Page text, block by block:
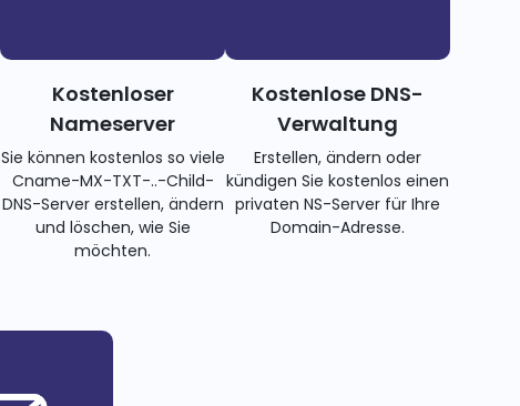
Kostenloser
Nameserver
Sie können kostenlos so viele
Cname-MX-TXT-..-Child-
DNS-Server erstellen, ändern
und löschen, wie Sie
möchten.
Kostenlose DNS-
Verwaltung
Erstellen, ändern oder
kündigen Sie kostenlos einen
privaten NS-Server für Ihre
Domain-Adresse.